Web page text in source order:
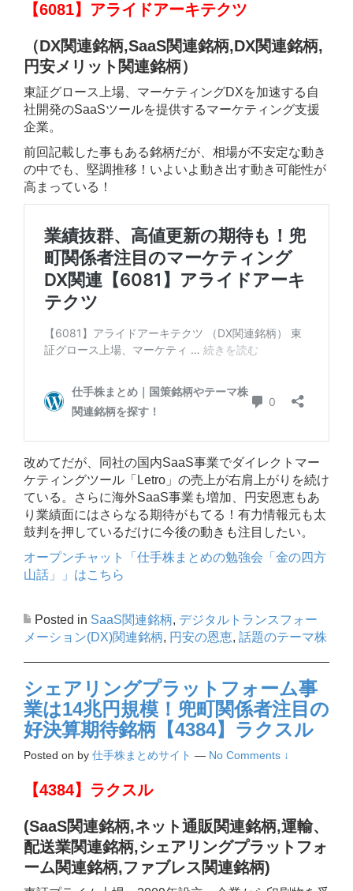
【6081】アライドアーキテクツ
（DX関連銘柄,SaaS関連銘柄,DX関連銘柄,
円安メリット関連銘柄）
東証グロース上場、マーケティングDXを加速する自
社開発のSaaSツールを提供するマーケティング支援
企業。
前回記載した事もある銘柄だが、相場が不安定な動き
の中でも、堅調推移！いよいよ動き出す動き可能性が
高まっている！
改めてだが、同社の国内SaaS事業でダイレクトマー
ケティングツール「Letro」の売上が右肩上がりを続け
ている。さらに海外SaaS事業も増加、円安恩恵もあ
り業績面にはさらなる期待がもてる！有力情報元も太
鼓判を押しているだけに今後の動きも注目したい。
オープンチャット「仕手株まとめの勉強会「金の四方
山話」」はこちら
Posted in SaaS関連銘柄, デジタルトランスフォー
メーション(DX)関連銘柄, 円安の恩恵, 話題のテーマ株
シェアリングプラットフォーム事
業は14兆円規模！兜町関係者注目の
好決算期待銘柄【4384】ラクスル
Posted on by 仕手株まとめサイト — No Comments ↓
【4384】ラクスル
(SaaS関連銘柄,ネット通販関連銘柄,運輸、
配送業関連銘柄,シェアリングプラットフォ
ーム関連銘柄,ファブレス関連銘柄)